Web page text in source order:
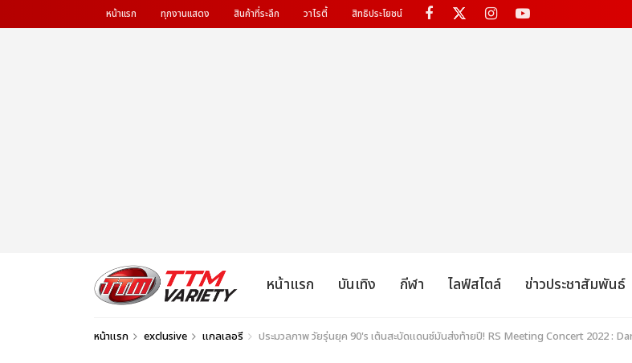
หน้าแรก ทุกงานแสดง สินค้าที่ระลึก วาไรตี้ สิทธิประโยชน์
หน้าแรก บันเทิง กีฬา ไลฟ์สไตล์ ข่าวประชาสัมพันธ์
หน้าแรก exclusive แกลเลอรี ประมวลภาพ วัยรุ่นยุค 90's เต้นสะบัดแดนซ์มันส่งท้ายปี! RS Meeting Concert 2022 :